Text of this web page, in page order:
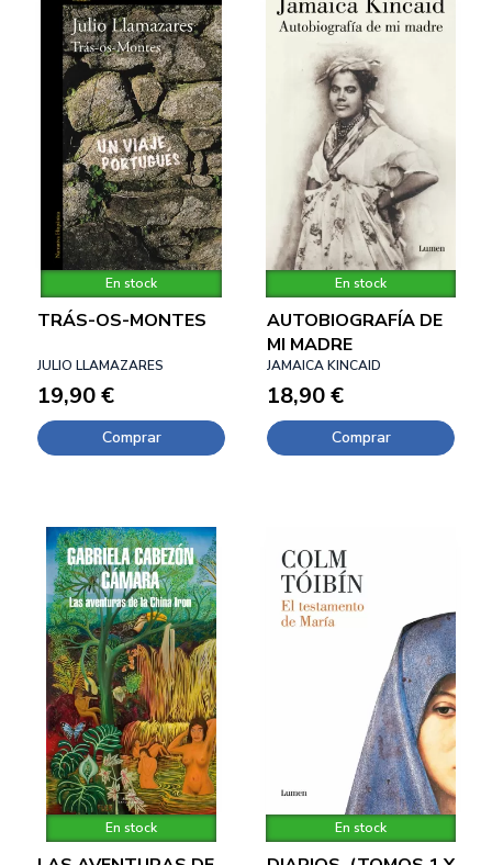
En stock
TRÁS-OS-MONTES
JULIO LLAMAZARES
19,90 €
Comprar
En stock
AUTOBIOGRAFÍA DE
MI MADRE
JAMAICA KINCAID
18,90 €
Comprar
En stock En stock